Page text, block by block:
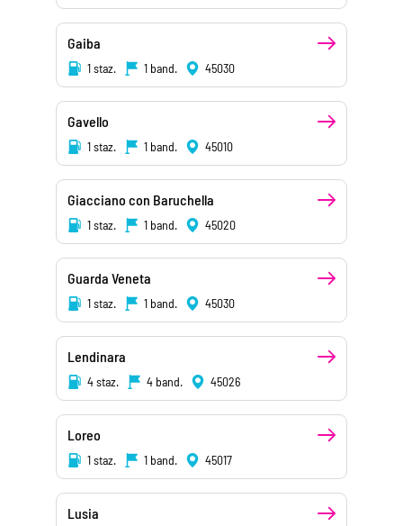
Gaiba
1 staz. 1 band. 45030
Gavello
1 staz. 1 band. 45010
Giacciano con Baruchella
1 staz. 1 band. 45020
Guarda Veneta
1 staz. 1 band. 45030
Lendinara
4 staz. 4 band. 45026
Loreo
1 staz. 1 band. 45017
Lusia